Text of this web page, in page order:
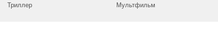
Триллер
Мультфильм